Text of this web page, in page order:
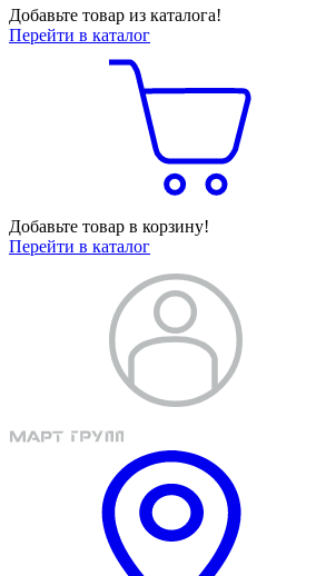
Добавьте товар из каталога!
Перейти в каталог
Добавьте товар в корзину!
Перейти в каталог